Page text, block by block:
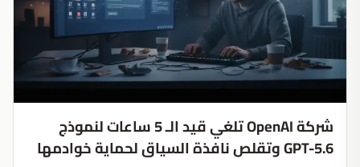
شركة OpenAI تلغي قيد الـ 5 ساعات لنموذج
GPT-5.6 وتقلص نافذة السياق لحماية خوادمها